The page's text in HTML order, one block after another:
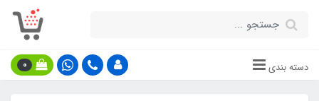
دسته بندی 0